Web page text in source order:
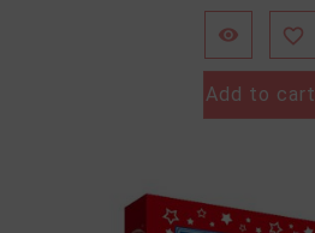
 
Add to cart